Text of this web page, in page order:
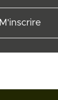
M'inscrire